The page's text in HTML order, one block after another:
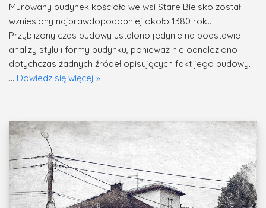
Murowany budynek kościoła we wsi Stare Bielsko został
wzniesiony najprawdopodobniej około 1380 roku.
Przybliżony czas budowy ustalono jedynie na podstawie
analizy stylu i formy budynku, ponieważ nie odnaleziono
dotychczas żadnych źródeł opisujących fakt jego budowy.
… Dowiedz się więcej »